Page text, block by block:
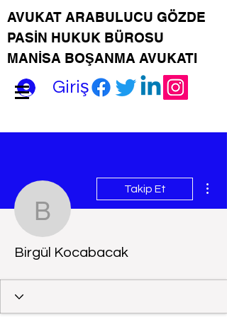
AVUKAT ARABULUCU GÖZDE
PASİN HUKUK BÜROSU
MANİSA BOŞANMA AVUKATI
Giriş
Birgül Kocabacak
Takip Et
Birgül Kocabacak